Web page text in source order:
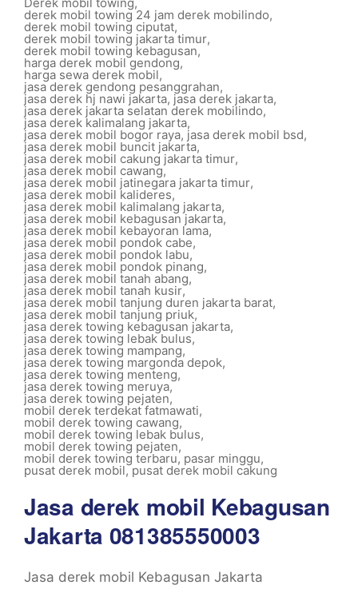
derek mobil towing 24 jam derek mobilindo,
derek mobil towing ciputat,
derek mobil towing jakarta timur,
derek mobil towing kebagusan,
harga derek mobil gendong,
harga sewa derek mobil,
jasa derek gendong pesanggrahan,
jasa derek hj nawi jakarta, jasa derek jakarta,
jasa derek jakarta selatan derek mobilindo,
jasa derek kalimalang jakarta,
jasa derek mobil bogor raya, jasa derek mobil bsd,
jasa derek mobil buncit jakarta,
jasa derek mobil cakung jakarta timur,
jasa derek mobil cawang,
jasa derek mobil jatinegara jakarta timur,
jasa derek mobil kalideres,
jasa derek mobil kalimalang jakarta,
jasa derek mobil kebagusan jakarta,
jasa derek mobil kebayoran lama,
jasa derek mobil pondok cabe,
jasa derek mobil pondok labu,
jasa derek mobil pondok pinang,
jasa derek mobil tanah abang,
jasa derek mobil tanah kusir,
jasa derek mobil tanjung duren jakarta barat,
jasa derek mobil tanjung priuk,
jasa derek towing kebagusan jakarta,
jasa derek towing lebak bulus,
jasa derek towing mampang,
jasa derek towing margonda depok,
jasa derek towing menteng,
jasa derek towing meruya,
jasa derek towing pejaten,
mobil derek terdekat fatmawati,
mobil derek towing cawang,
mobil derek towing lebak bulus,
mobil derek towing pejaten,
mobil derek towing terbaru, pasar minggu,
pusat derek mobil,pusat derek mobil cakung
Jasa derek mobil Kebagusan
Jakarta 081385550003
Jasa derek mobil Kebagusan Jakarta